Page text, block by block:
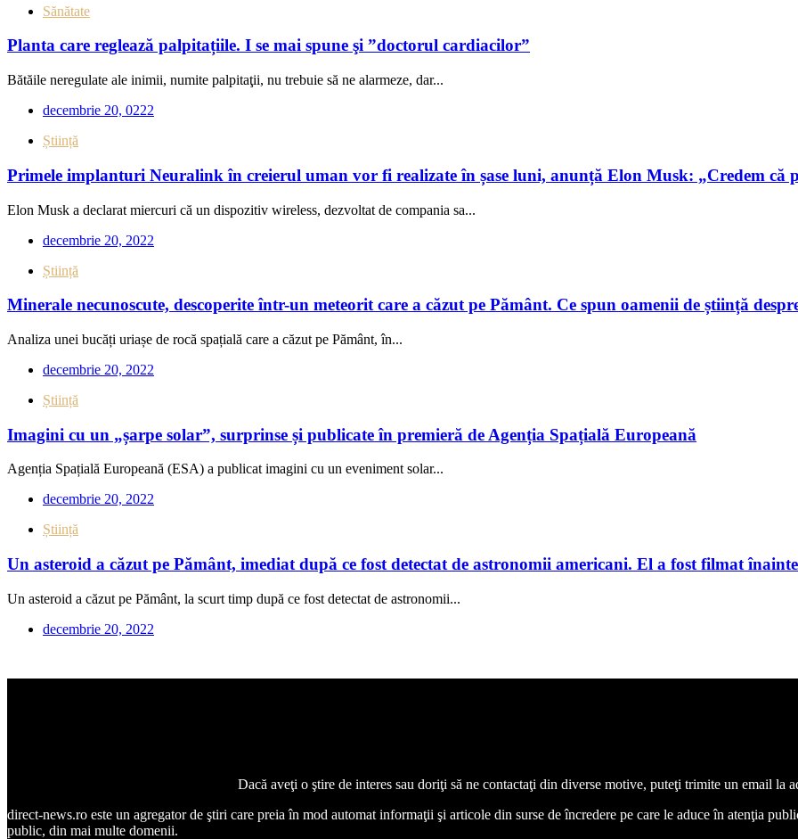
Sănătate
Planta care reglează palpitațiile. I se mai spune şi ”doctorul cardiacilor”
Bătăile neregulate ale inimii, numite palpitaţii, nu trebuie să ne alarmeze, dar...
decembrie 20, 0222
Știință
Primele implanturi Neuralink în creierul uman vor fi realizate în șase luni, anunță Elon Musk: „Credem că
Elon Musk a declarat miercuri că un dispozitiv wireless, dezvoltat de compania sa...
decembrie 20, 2022
Știință
Minerale necunoscute, descoperite într-un meteorit care a căzut pe Pământ. Ce spun oamenii de știință
Analiza unei bucăți uriașe de rocă spațială care a căzut pe Pământ, în...
decembrie 20, 2022
Știință
Imagini cu un „șarpe solar”, surprinse și publicate în premieră de Agenția Spațială Europeană
Agenția Spațială Europeană (ESA) a publicat imagini cu un eveniment solar...
decembrie 20, 2022
Știință
Un asteroid a căzut pe Pământ, imediat după ce fost detectat de astronomii americani. El a fost filmat
Un asteroid a căzut pe Pământ, la scurt timp după ce fost detectat de astronomii...
decembrie 20, 2022
Dacă aveţi o ştire de interes sau doriţi să ne contactaţi din diverse motive, puteţi trimite un email la
direct-news.ro este un agregator de ştiri care preia în mod automat informaţii şi articole din surse de încredere pe care le aduce în atenţia
public, din mai multe domenii.